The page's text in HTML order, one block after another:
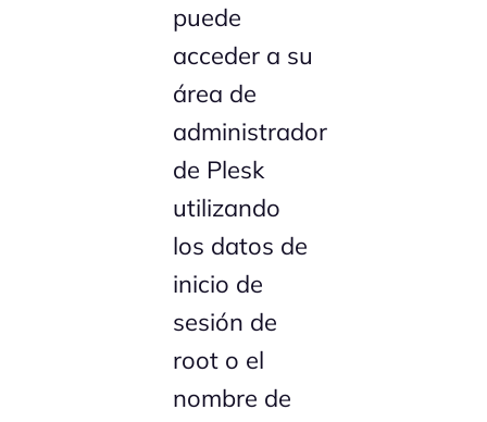
puede
acceder a su
área de
administrador
de Plesk
utilizando
los datos de
inicio de
sesión de
root o el
nombre de